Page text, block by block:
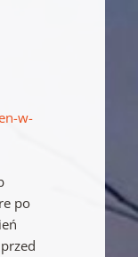
w-
po